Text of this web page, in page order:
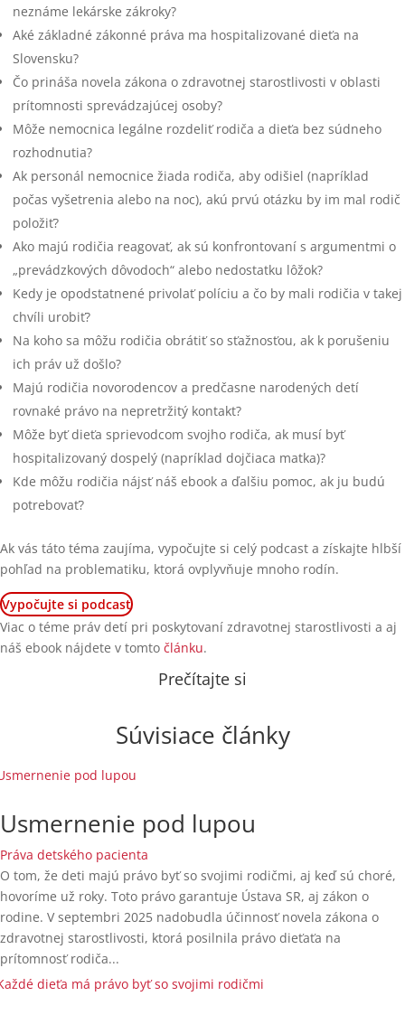
neznáme lekárske zákroky?
Aké základné zákonné práva ma hospitalizované dieťa na
Slovensku?
Čo prináša novela zákona o zdravotnej starostlivosti v oblasti
prítomnosti sprevádzajúcej osoby?
Môže nemocnica legálne rozdeliť rodiča a dieťa bez súdneho
rozhodnutia?
Ak personál nemocnice žiada rodiča, aby odišiel (napríklad
počas vyšetrenia alebo na noc), akú prvú otázku by im mal rodič
položiť?
Ako majú rodičia reagovať, ak sú konfrontovaní s argumentmi o
„prevádzkových dôvodoch“ alebo nedostatku lôžok?
Kedy je opodstatnené privolať políciu a čo by mali rodičia v takej
chvíli urobiť?
Na koho sa môžu rodičia obrátiť so sťažnosťou, ak k porušeniu
ich práv už došlo?
Majú rodičia novorodencov a predčasne narodených detí
rovnaké právo na nepretržitý kontakt?
Môže byť dieťa sprievodcom svojho rodiča, ak musí byť
hospitalizovaný dospelý (napríklad dojčiaca matka)?
Kde môžu rodičia nájsť náš ebook a ďalšiu pomoc, ak ju budú
potrebovať?
Ak vás táto téma zaujíma, vypočujte si celý podcast a získajte hlbší
pohľad na problematiku, ktorá ovplyvňuje mnoho rodín.
Vypočujte si podcast
Viac o téme práv detí pri poskytovaní zdravotnej starostlivosti a aj
náš ebook nájdete v tomto článku.
Prečítajte si
Súvisiace články
Usmernenie pod lupou
Práva detského pacienta
O tom, že deti majú právo byť so svojimi rodičmi, aj keď sú choré,
hovoríme už roky. Toto právo garantuje Ústava SR, aj zákon o
rodine. V septembri 2025 nadobudla účinnosť novela zákona o
zdravotnej starostlivosti, ktorá posilnila právo dieťaťa na
prítomnosť rodiča...